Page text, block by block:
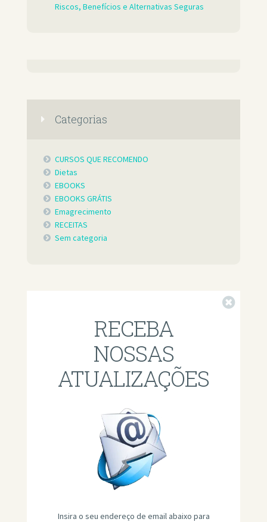
Riscos, Benefícios e Alternativas Seguras
Categorias
CURSOS QUE RECOMENDO
Dietas
EBOOKS
EBOOKS GRÁTIS
Emagrecimento
RECEITAS
Sem categoria
RECEBA
NOSSAS
ATUALIZAÇÕES
Insira o seu endereço de email abaixo para